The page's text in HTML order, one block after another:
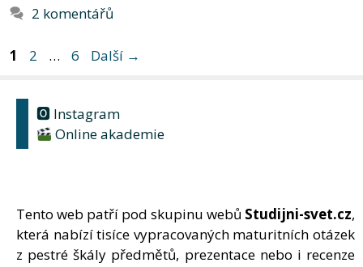
2 komentářů
Stránka
1 Stránka
2 … Stránka
6 Další →
🅾 Instagram
Online akademie
Tento web patří pod skupinu webů Studijni-svet.cz,
která nabízí tisíce vypracovaných maturitních otázek
z pestré škály předmětů, prezentace nebo i recenze